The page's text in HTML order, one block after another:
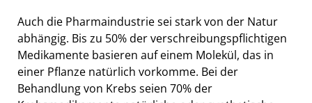
Auch die Pharmaindustrie sei stark von der Natur
abhängig. Bis zu 50% der verschreibungspflichtigen
Medikamente basieren auf einem Molekül, das in
einer Pflanze natürlich vorkomme. Bei der
Behandlung von Krebs seien 70% der